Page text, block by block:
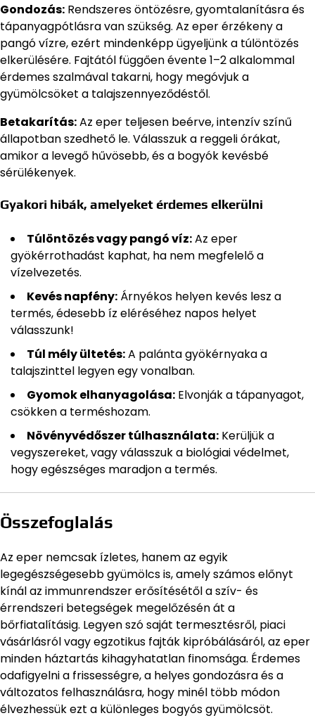
Gondozás: Rendszeres öntözésre, gyomtalanításra és
tápanyagpótlásra van szükség. Az eper érzékeny a
pangó vízre, ezért mindenképp ügyeljünk a túlöntözés
elkerülésére. Fajtától függően évente 1–2 alkalommal
érdemes szalmával takarni, hogy megóvjuk a
gyümölcsöket a talajszennyeződéstől.
Betakarítás:Az eper teljesen beérve, intenzív színű
állapotban szedhető le. Válasszuk a reggeli órákat,
amikor a levegő hűvösebb, és a bogyók kevésbé
sérülékenyek.
Gyakori hibák, amelyeket érdemes elkerülni
Túlöntözés vagy pangó víz:Az eper
gyökérrothadást kaphat, ha nem megfelelő a
vízelvezetés.
Kevés napfény: Árnyékos helyen kevés lesz a
termés, édesebb íz eléréséhez napos helyet
válasszunk!
Túl mély ültetés:A palánta gyökérnyaka a
talajszinttel legyen egy vonalban.
Gyomok elhanyagolása: Elvonják a tápanyagot,
csökken a terméshozam.
Növényvédőszer túlhasználata: Kerüljük a
vegyszereket, vagy válasszuk a biológiai védelmet,
hogy egészséges maradjon a termés.
Összefoglalás
Az eper nemcsak ízletes, hanem az egyik
legegészségesebb gyümölcs is, amely számos előnyt
kínál az immunrendszer erősítésétől a szív- és
érrendszeri betegségek megelőzésén át a
bőrfiatalításig. Legyen szó saját termesztésről, piaci
vásárlásról vagy egzotikus fajták kipróbálásáról, az eper
minden háztartás kihagyhatatlan finomsága. Érdemes
odafigyelni a frissességre, a helyes gondozásra és a
változatos felhasználásra, hogy minél több módon
élvezhessük ezt a különleges bogyós gyümölcsöt.